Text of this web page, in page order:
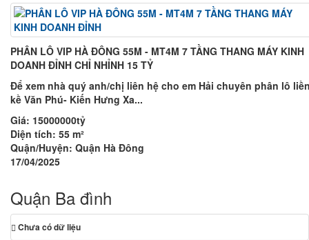
PHÂN LÔ VIP HÀ ĐÔNG 55M - MT4M 7 TẦNG THANG MÁY KINH
DOANH ĐỈNH CHỈ NHỈNH 15 TỶ
Để xem nhà quý anh/chị liên hệ cho em Hải chuyên phân lô
kề Văn Phú- Kiến Hưng Xa...
Giá: 15000000tỷ
Diện tích: 55 m²
Quận/Huyện: Quận Hà Đông
17/04/2025
Quận Ba đình
Chưa có dữ liệu